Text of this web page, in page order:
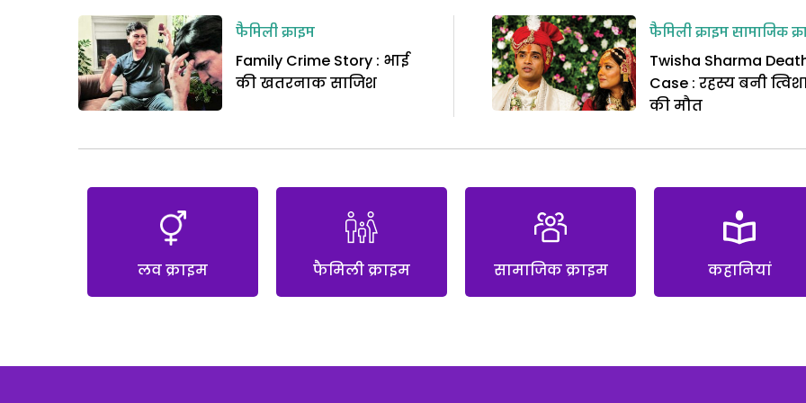
फैमिली क्राइम
Family Crime Story : भाई
की खतरनाक साजिश
फैमिली क्राइमसामाजिक
Twisha Sharma
Case : रहस्य बनी
की मौत
लव क्राइम फैमिली क्राइम सामाजिक क्राइम कहानियां